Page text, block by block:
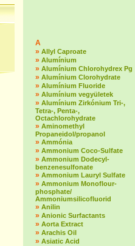
A
» Allyl Caproate
» Alumínium
» Alumínium Chlorohydrex Pg
» Alumínium Clorohydrate
» Alumínium Fluoride
» Alumínium vegyületek
» Alumínium Zirkónium Tri-,
Tetra-, Penta-,
Octachlorohydrate
» Aminomethyl
Propaneidol/propanol
» Ammónia
» Ammonium Coco-Sulfate
» Ammonium Dodecyl-
benzenesulfonate
» Ammonium Lauryl Sulfate
» Ammonium Monoflour-
phosphate/
Ammoniumsilicofluorid
» Anilin
» Anionic Surfactants
» Aorta Extract
» Arachis Oil
» Asiatic Acid